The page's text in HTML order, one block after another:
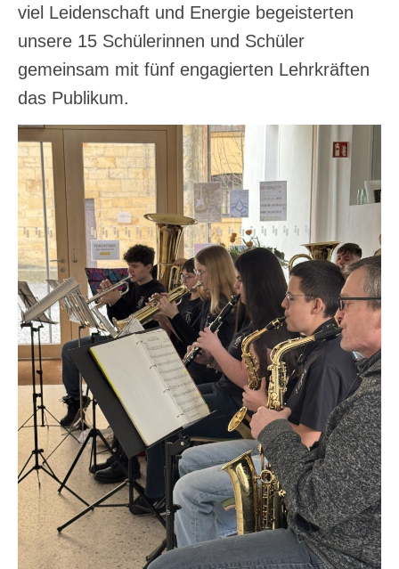
viel Leidenschaft und Energie begeisterten
unsere 15 Schülerinnen und Schüler
gemeinsam mit fünf engagierten Lehrkräften
das Publikum.